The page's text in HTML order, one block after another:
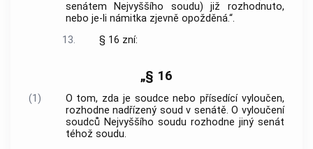
senátem Nejvyššího soudu) již rozhodnuto,
nebo je-li námitka zjevně opožděná.“.
13.
§ 16 zní:
„§ 16
(1)
O tom, zda je soudce nebo přísedící vyloučen,
rozhodne nadřízený soud v senátě. O vyloučení
soudců Nejvyššího soudu rozhodne jiný senát
téhož soudu.